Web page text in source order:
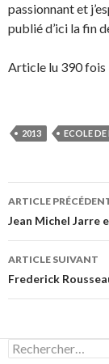
passionnant et
publié d’ici la fin
Article lu 390 fois
2013 ECOLE
des
articles
ARTICLE
Jean Michel Jarre
ARTICLE SUIVANT
Frederick
Rechercher :